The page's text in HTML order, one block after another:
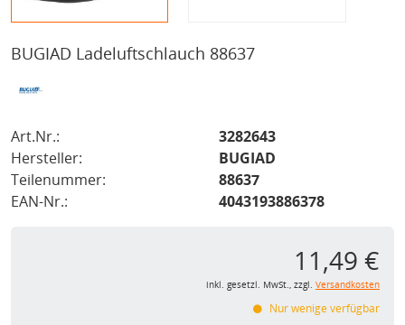
BUGIAD Ladeluftschlauch 88637
Art.Nr.:
3282643
Hersteller:
BUGIAD
Teilenummer:
88637
EAN-Nr.:
4043193886378
11,49 €
inkl. gesetzl. MwSt., zzgl. Versandkosten
Nur wenige verfügbar